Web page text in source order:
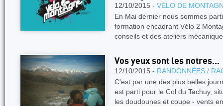
12/10/2015 - VÉLO DE
En Mai dernier nous sommes
formation encadrant Vélo 2
conseils et des ateliers
Vos yeux sont les notres...
12/10/2015 - RANDONNÉES /
C'est par une des plus belles
est parti pour le Col du Tachuy,
les doudounes et coupe - vents